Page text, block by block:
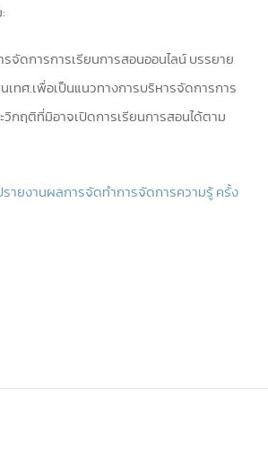
จัดการการเรียนการสอนออนไลน์ บรรยาย
เทศ.เพื่อเป็นแนวทางการบริหารจัดการการ
วิกฤติที่มิอาจเปิดการเรียนการสอนได้ตาม
ายงานผลการจัดทำการจัดการความรู้ ครั้ง